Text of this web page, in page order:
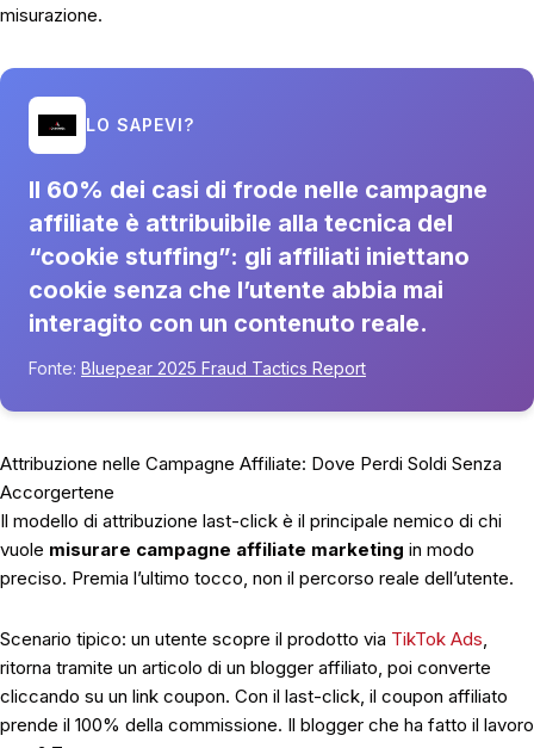
misurazione.
LO SAPEVI?
Il 60% dei casi di frode nelle campagne
affiliate è attribuibile alla tecnica del
“cookie stuffing”: gli affiliati iniettano
cookie senza che l’utente abbia mai
interagito con un contenuto reale.
Fonte: Bluepear 2025 Fraud Tactics Report
Attribuzione nelle Campagne Affiliate: Dove Perdi Soldi Senza
Accorgertene
Il modello di attribuzione last-click è il principale nemico di chi
vuole misurare campagne affiliate marketing in modo
preciso. Premia l’ultimo tocco, non il percorso reale dell’utente.
Scenario tipico: un utente scopre il prodotto via TikTok Ads
ritorna tramite un articolo di un blogger affiliato, poi converte
cliccando su un link coupon. Con il last-click, il coupon affiliato
prende il 100% della commissione. Il blogger che ha fatto il lavoro